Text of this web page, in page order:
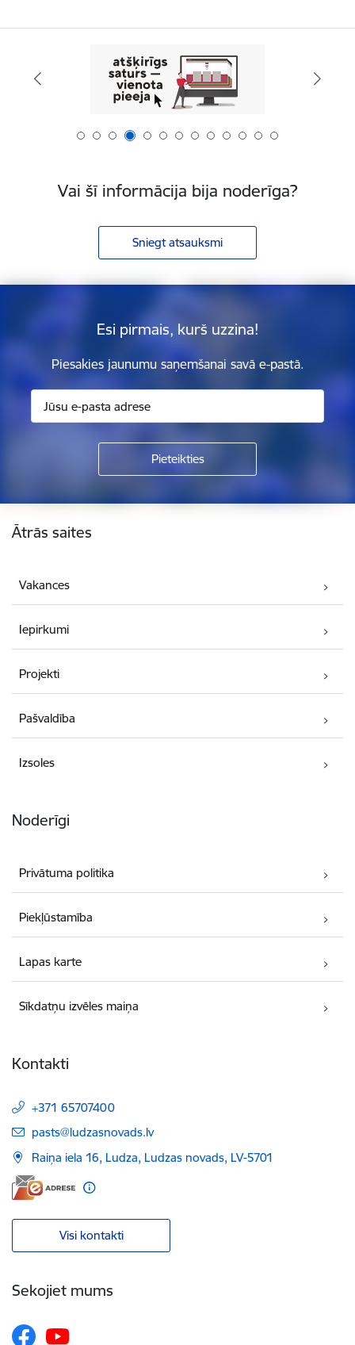
Vai šī informācija bija noderīga?
Sniegt atsauksmi
Esi pirmais, kurš uzzina!
Piesakies jaunumu saņemšanai savā e-pastā.
Kājene
Ātrās saites
Vakances
Iepirkumi
Projekti
Pašvaldība
Izsoles
Noderīgi
Privātuma politika
Piekļūstamība
Lapas karte
Sīkdatņu izvēles maiņa
Kontakti
+371 65707400
E-pasts:
pasts@ludzasnovads.lv
Raiņa iela 16, Ludza, Ludzas novads, LV-5701
Visi kontakti
Sekojiet mums